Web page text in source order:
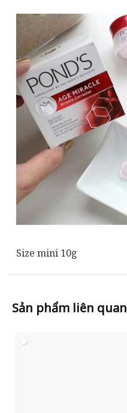
Size mini 10g
Sản phẩm liên quan